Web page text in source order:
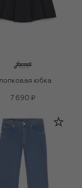
юбка
7 690 ₽